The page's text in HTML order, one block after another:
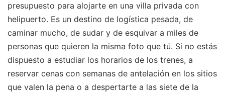
presupuesto para alojarte en una villa privada con
helipuerto. Es un destino de logística pesada, de
caminar mucho, de sudar y de esquivar a miles de
personas que quieren la misma foto que tú. Si no estás
dispuesto a estudiar los horarios de los trenes, a
reservar cenas con semanas de antelación en los sitios
que valen la pena o a despertarte a las siete de la